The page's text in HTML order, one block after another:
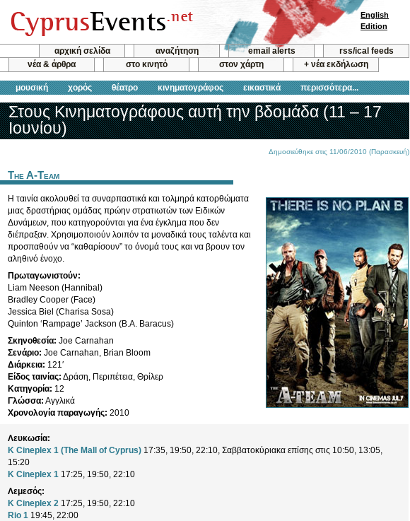
αρχική σελίδα αναζήτηση email alerts
rss/ical feeds
νέα & άρθρα
στο κινητό στον χάρτη + νέα εκδήλωση
μουσική χορός θέατρο κινηματογράφος εικαστικά περισσότερα...
English
Edition
Στους Κινηματογράφους αυτή την βδομάδα (11 – 17
Ιουνίου)
Δημοσιεύθηκε στις 11/06/2010 (Παρασκευή)
The A-Team
Η ταινία ακολουθεί τα συναρπαστικά και τολμηρά κατορθώματα
μιας δραστήριας ομάδας πρώην στρατιωτών των Ειδικών
Δυνάμεων, που κατηγορούνται για ένα έγκλημα που δεν
διέπραξαν. Χρησιμοποιούν λοιπόν τα μοναδικά τους ταλέντα και
προσπαθούν να “καθαρίσουν” το όνομά τους και να βρουν τον
αληθινό ένοχο.
Πρωταγωνιστούν:
Liam Neeson (Hannibal)
Bradley Cooper (Face)
Jessica Biel (Charisa Sosa)
Quinton ‘Rampage’ Jackson (B.A. Baracus)
Σκηνοθεσία: Joe Carnahan
Σενάριο: Joe Carnahan, Brian Bloom
Διάρκεια: 121′
Είδος ταινίας: Δράση, Περιπέτεια, Θρίλερ
Κατηγορία: 12
Γλώσσα: Αγγλικά
Χρονολογία παραγωγής: 2010
Λευκωσία:
K Cineplex 1 (The Mall of Cyprus) 17:35, 19:50, 22:10, Σαββατοκύριακα επίσης στις 10:50, 13:05,
15:20
K Cineplex 1 17:25, 19:50, 22:10
Λεμεσός:
K Cineplex 2 17:25, 19:50, 22:10
Rio 1 19:45, 22:00